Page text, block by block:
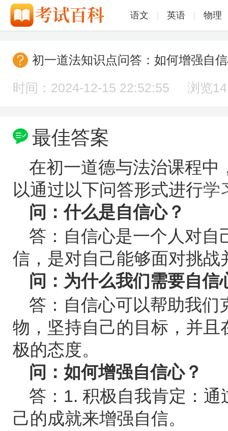
语文 英语 物理
初一道法知识点问答：如何增强自
时间：2024-12-15 22:52:55 浏览
最佳答案
在初一道德与法治课程中
以通过以下问答形式进行学
问：什么是自信心？
答：自信心是一个人对自
信，是对自己能够面对挑战
问：为什么我们需要自信
答：自信心可以帮助我们
物，坚持自己的目标，并
极的态度。
问：如何增强自信心？
答：1. 积极自我肯定：
己的成就来增强自信。